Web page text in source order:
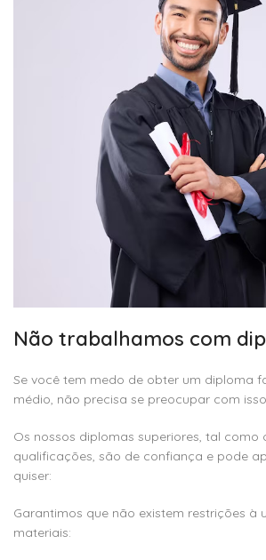
Não trabalhamos com
Se você tem medo de obter um diploma
médio, não precisa se preocupar com
Os nossos diplomas superiores, tal como
qualificações, são de confiança e pode
quiser:
Garantimos que não existem restrições à
materiais: